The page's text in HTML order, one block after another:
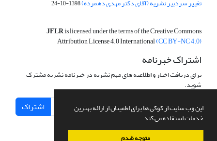
این وب سایت از کوکی ها برای اطمینان از ارائه بهترین
خدمات استفاده می کند.
متوجه شدم
تغییر سردبیر نشریه (آقای دکتر مهدی دهمرده)1398-10-24
JFLRis licensed under the terms of the Creative Commons
Attribution License 4.0 International(CC BY-NC 4.0)
اشتراک خبرنامه
برای دریافت اخبار و اطلاعیه های مهم نشریه در خبرنامه نشریه مشترک
شوید.
اشتراک